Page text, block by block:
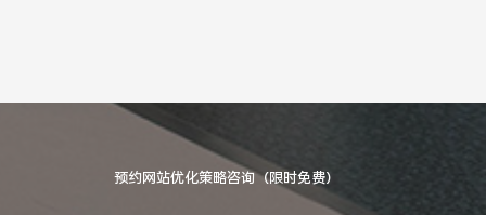
预约网站优化策略咨询（限时免费）